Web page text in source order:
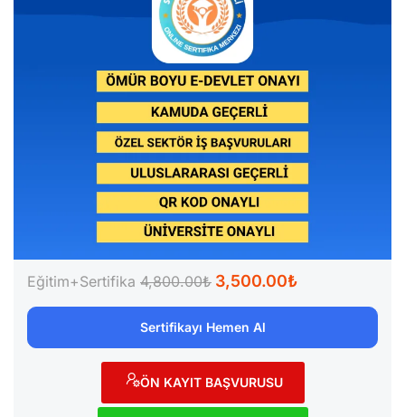
Eğitim+Sertifika 4,800.00₺ 3,500.00₺
Sertifikayı Hemen Al
ÖN KAYIT BAŞVURUSU